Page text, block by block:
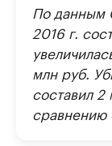
По данным
2016 г.
млн руб.
составил
сравнению